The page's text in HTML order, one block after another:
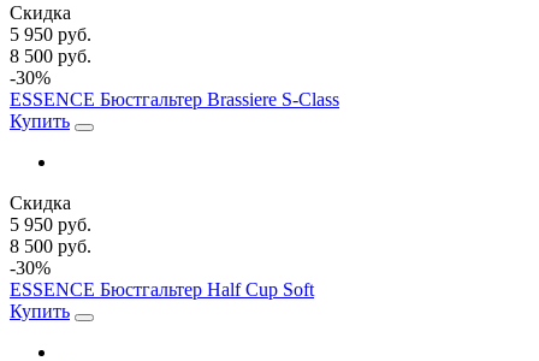
Скидка
5 950 руб.
8 500 руб.
-30%
ESSENCE Бюстгальтер Brassiere S-Class
Купить
Скидка
5 950 руб.
8 500 руб.
-30%
ESSENCE Бюстгальтер Half Cup Soft
Купить